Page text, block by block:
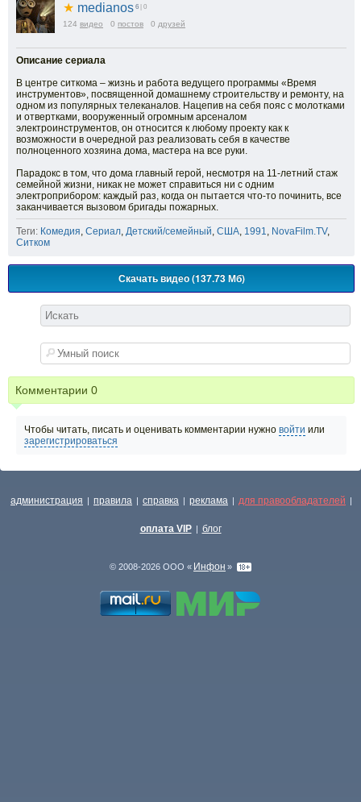
★ medianos 6 | 0
124 видео 0 постов 0 друзей
Описание сериала
В центре ситкома – жизнь и работа ведущего программы «Время
инструментов», посвященной домашнему строительству и ремонту, на
одном из популярных телеканалов. Нацепив на себя пояс с молотками
и отвертками, вооруженный огромным арсеналом
электроинструментов, он относится к любому проекту как к
возможности в очередной раз реализовать себя в качестве
полноценного хозяина дома, мастера на все руки.
Парадокс в том, что дома главный герой, несмотря на 11-летний стаж
семейной жизни, никак не может справиться ни с одним
электроприбором: каждый раз, когда он пытается что-то починить, все
заканчивается вызовом бригады пожарных.
Теги: Комедия, Сериал, Детский/семейный, США, 1991, NovaFilm.TV,
Ситком
Скачать видео (137.73 Мб)
Комментарии 0
Чтобы читать, писать и оценивать комментарии нужно войти или
зарегистрироваться
администрация | правила | справка | реклама | для правообладателей |
оплата VIP | блог
© 2008-2026 ООО « Инфон »